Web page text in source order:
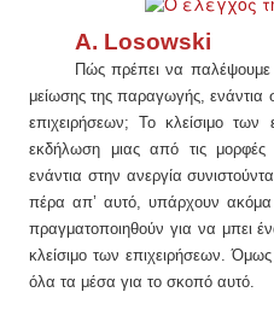
A. Losowski
Πώς πρέπει να παλέψουμε
μείωσης της παραγωγής, ενάντια
επιχειρήσεων; Το κλείσιμο
εκδήλωση μιας από τις
ενάντια στην ανεργία
πέρα απ’ αυτό, υπάρχουν
πραγματοποιηθούν για να μπει
κλείσιμο των επιχειρήσεων.
όλα τα μέσα για το σκοπό αυτό.